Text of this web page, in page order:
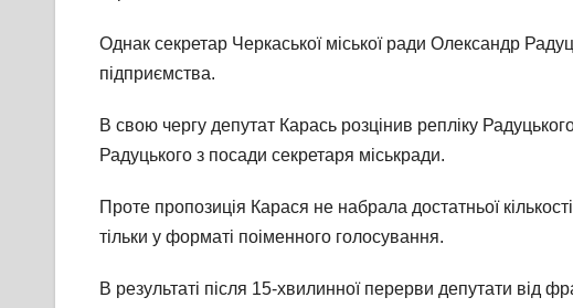
Однак секретар Черкаської міської ради Олександр
підприємства.
В свою чергу депутат Карась розцінив репліку
Радуцького з посади секретаря міськради.
Проте пропозиція Карася не набрала достатньої
тільки у форматі поіменного голосування.
В результаті після 15-хвилинної перерви депутати від